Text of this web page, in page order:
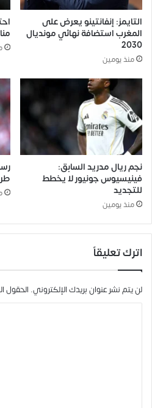
التايمز: إنفانتينو يعرض على
المغرب استضافة نهائي مونديال
2030
منذ يومين
نجم ريال مدريد السابق:
فينيسيوس جونيور لا يخطط
للتجديد
منذ يومين
اترك تعليقاً
لن يتم نشر عنوان بريدك الإلكتروني. الحقول